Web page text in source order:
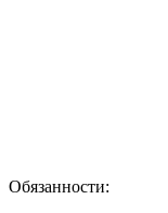
Обязанности: